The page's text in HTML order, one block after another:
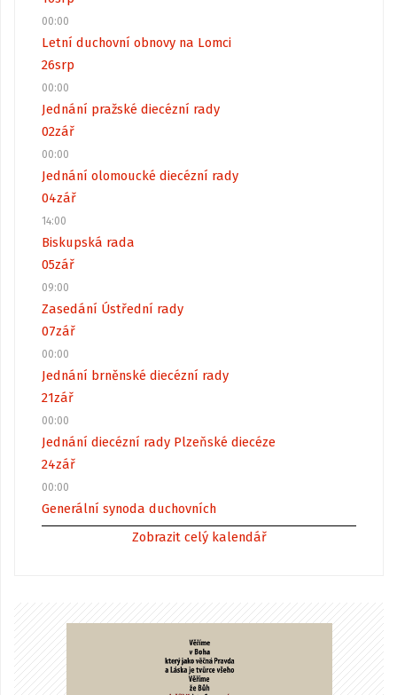
00:00
Letní duchovní obnovy na Lomci
26srp
00:00
Jednání pražské diecézní rady
02zář
00:00
Jednání olomoucké diecézní rady
04zář
14:00
Biskupská rada
05zář
09:00
Zasedání Ústřední rady
07zář
00:00
Jednání brněnské diecézní rady
21zář
00:00
Jednání diecézní rady Plzeňské diecéze
24zář
00:00
Generální synoda duchovních
Zobrazit celý kalendář